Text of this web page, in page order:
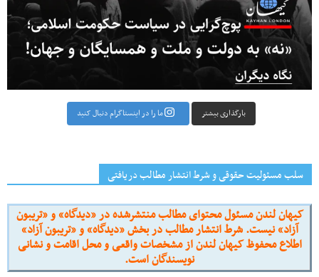
بارگذاری بیشتر ما را در اینستاگرام دنبال کنید
سلب مسئولیت حقوقی و شرط انتشار مطالب دریافتی
کیهان لندن مسئول محتوای مطالب منتشرشده در «دیدگاه» و «تریبون
آزاد» نیست. شرط انتشار مطالب در بخش «دیدگاه» و «تریبون آزاد»
اطلاع محفوظ کیهان لندن از مشخصات واقعی و محل اقامت و نشانی
نویسندگان است.